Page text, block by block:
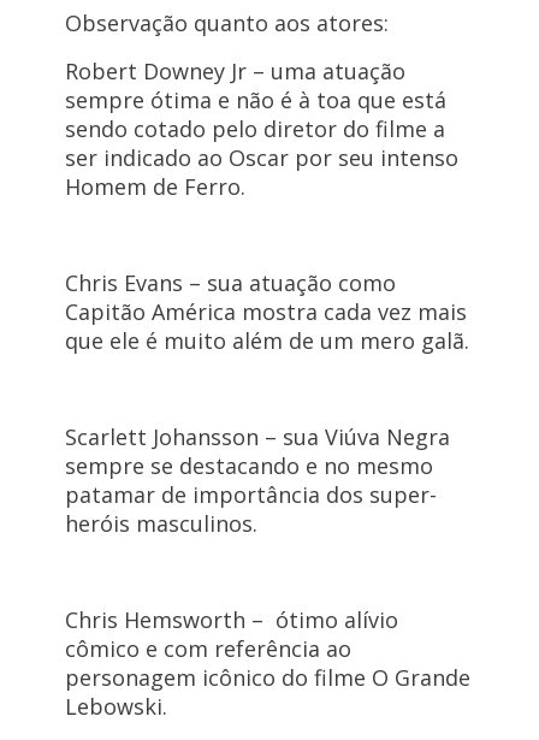
Observação quanto aos atores:
Robert Downey Jr – uma atuação
sempre ótima e não é à toa que está
sendo cotado pelo diretor do filme a
ser indicado ao Oscar por seu intenso
Homem de Ferro.
Chris Evans – sua atuação como
Capitão América mostra cada vez mais
que ele é muito além de um mero galã.
Scarlett Johansson – sua Viúva Negra
sempre se destacando e no mesmo
patamar de importância dos super-
heróis masculinos.
Chris Hemsworth – ótimo alívio
cômico e com referência ao
personagem icônico do filme O Grande
Lebowski.